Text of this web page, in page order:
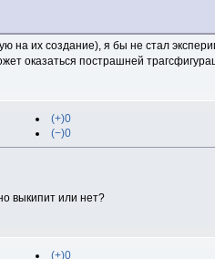
на их создание), я бы не стал
оказаться пострашней
(+)0
(−)0
выкипит или нет?
(+)0